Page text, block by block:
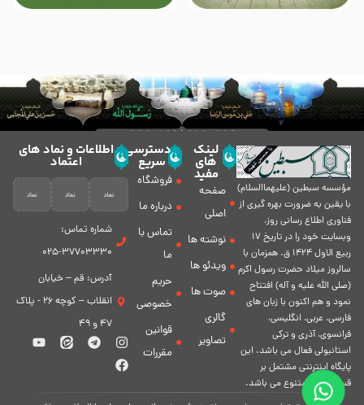
مؤسسه سبطين (عليهماالسلام)
با يقين به ضرورت بهره گیرى از
فناورى اطلاع رسانى روز،
وبسایت خود را در تاريخ 17
ربيع الاول 1424 ق. همزمان با
سالروز ميلاد حضرت رسول اكرم
(صلی الله علیه و آله) افتتاح
نمود و هم اكنون با زبان های
فارسی، عربى، انگلیسی،
فرانسوی، آذری و ترکی
استانبولی فعال مى باشد. اين
پايگاه اينترنتى مشتمل بر
قسمت هاى متنوع مى باشد.
لینک
های
مفید
صفحه
اصلی
نوشته ها
ویدئو ها
صوت ها
گالری
تصاویر
دسترسی
سریع
فروشگاه
درباره ما
تماس با
ما
حریم
خصوصی
قوانین
مقررات
اطلاعات و نماد های
اعتماد
شماره تماس:
37703330-025
آدرس: قم – خیابان
انقلاب – کوچه 26 - پلاک
47 و 49